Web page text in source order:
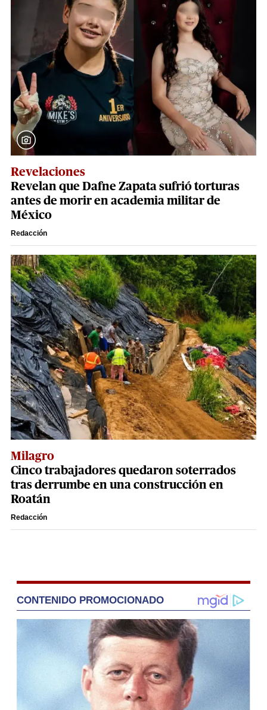
Revelaciones
Revelan que Dafne Zapata sufrió torturas
antes de morir en academia militar de
México
Redacción
Milagro
Cinco trabajadores quedaron soterrados
tras derrumbe en una construcción en
Roatán
Redacción
CONTENIDO PROMOCIONADO